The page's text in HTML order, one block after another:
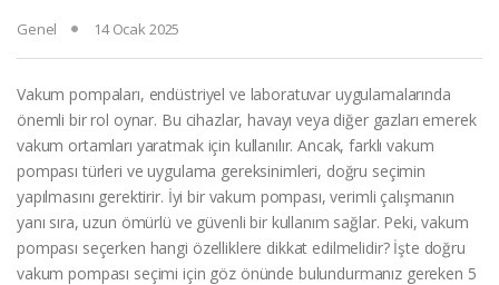
Genel 14 Ocak 2025
Vakum pompaları, endüstriyel ve laboratuvar uygulamalarında
önemli bir rol oynar. Bu cihazlar, havayı veya diğer gazları emerek
vakum ortamları yaratmak için kullanılır. Ancak, farklı vakum
pompası türleri ve uygulama gereksinimleri, doğru seçimin
yapılmasını gerektirir. İyi bir vakum pompası, verimli çalışmanın
yanı sıra, uzun ömürlü ve güvenli bir kullanım sağlar. Peki, vakum
pompası seçerken hangi özelliklere dikkat edilmelidir? İşte doğru
vakum pompası seçimi için göz önünde bulundurmanız gereken 5